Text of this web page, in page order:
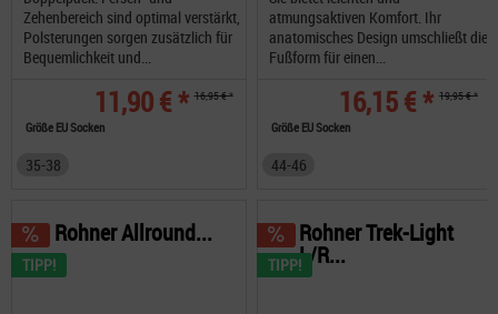
Zehenbereich sind optimal verstärkt,
Polsterungen sorgen zusätzlich für
Bequemlichkeit und...
11,90 € * 16,95 € *
Größe EU Socken
35-38
atmungsaktiven Komfort. Ihr
anatomisches Design umschließt die
Fußform für einen...
16,15 € * 19,95 € *
Größe EU Socken
44-46
TIPP!
Rohner Allround...
TIPP!
Rohner Trek-Light
L/R...